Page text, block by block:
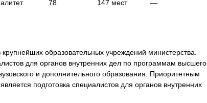
78 147 мест —
образовательных учреждений министерства.
для органов внутренних дел по программам высшего
и дополнительного образования. Приоритетным
подготовка специалистов для органов внутренних